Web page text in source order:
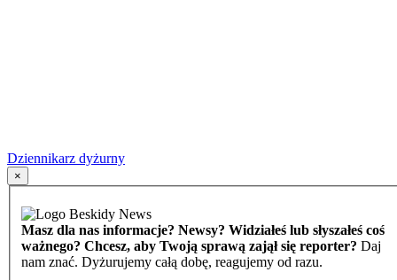
Dziennikarz dyżurny
×
Masz dla nas informacje? Newsy? Widziałeś lub słyszałeś coś
ważnego? Chcesz, aby Twoją sprawą zajął się reporter? Daj
nam znać. Dyżurujemy całą dobę, reagujemy od razu.